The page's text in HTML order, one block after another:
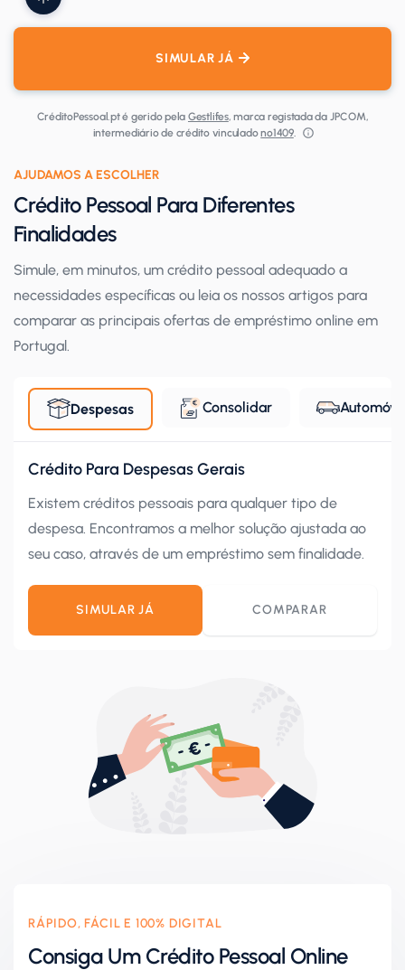
SIMULAR JÁ
CréditoPessoal.pt é gerido pela Gestlifes, marca registada da JPCOM,
intermediário de crédito vinculadonº1409.⁠
AJUDAMOS A ESCOLHER
Crédito Pessoal Para Diferentes
Finalidades
Simule, em minutos, um crédito pessoal adequado a
necessidades específicas ou leia os nossos artigos para
comparar as principais ofertas de empréstimo online em
Portugal.
Despesas Consolidar
Crédito Para Despesas Gerais
Existem créditos pessoais para qualquer tipo de
despesa. Encontramos a melhor solução ajustada ao
seu caso, através de um empréstimo sem finalidade.
SIMULAR JÁ COMPARAR
RÁPIDO, FÁCIL E 100% DIGITAL
Consiga Um Crédito Pessoal Online